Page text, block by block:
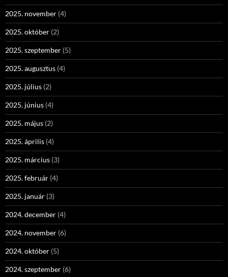
2025. november (4)
2025. október (2)
2025. szeptember (5)
2025. augusztus (4)
2025. július (2)
2025. június (4)
2025. május (2)
2025. április (4)
2025. március (3)
2025. február (4)
2025. január (3)
2024. december (4)
2024. november (6)
2024. október (5)
2024. szeptember (6)